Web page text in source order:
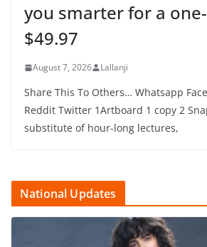
you smarter for a
$49.97
August 7, 2026 Lallanji
Share This To Others… Whatsapp
Reddit Twitter 1Artboard 1 copy 2
substitute of hour-long lectures,
National Updates